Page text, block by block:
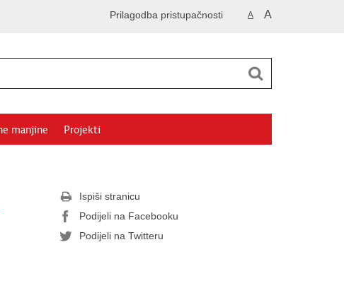
A A
Prilagodba pristupačnosti
manjine Projekti
Ispiši stranicu
Podijeli na Facebooku
Podijeli na Twitteru